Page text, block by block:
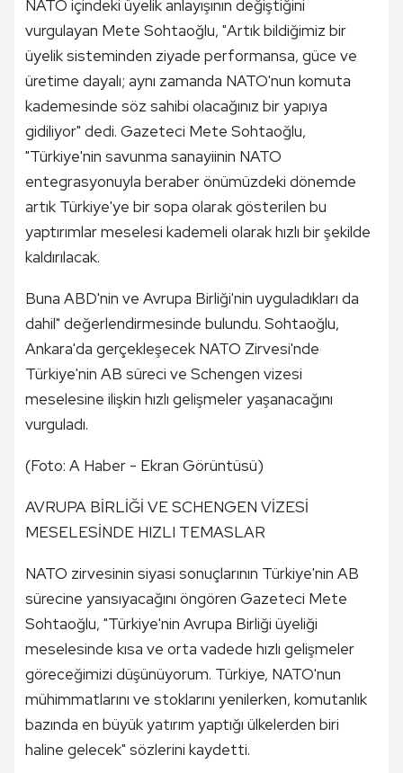
NATO içindeki üyelik anlayışının değiştiğini
vurgulayan Mete Sohtaoğlu, "Artık bildiğimiz bir
üyelik sisteminden ziyade performansa, güce ve
üretime dayalı; aynı zamanda NATO'nun komuta
kademesinde söz sahibi olacağınız bir yapıya
gidiliyor" dedi. Gazeteci Mete Sohtaoğlu,
"Türkiye'nin savunma sanayiinin NATO
entegrasyonuyla beraber önümüzdeki dönemde
artık Türkiye'ye bir sopa olarak gösterilen bu
yaptırımlar meselesi kademeli olarak hızlı bir şekilde
kaldırılacak.
Buna ABD'nin ve Avrupa Birliği'nin uyguladıkları da
dahil" değerlendirmesinde bulundu. Sohtaoğlu,
Ankara'da gerçekleşecek NATO Zirvesi'nde
Türkiye'nin AB süreci ve Schengen vizesi
meselesine ilişkin hızlı gelişmeler yaşanacağını
vurguladı.
(Foto: A Haber - Ekran Görüntüsü)
AVRUPA BİRLİĞİ VE SCHENGEN VİZESİ
MESELESİNDE HIZLI TEMASLAR
NATO zirvesinin siyasi sonuçlarının Türkiye'nin AB
sürecine yansıyacağını öngören Gazeteci Mete
Sohtaoğlu, "Türkiye'nin Avrupa Birliği üyeliği
meselesinde kısa ve orta vadede hızlı gelişmeler
göreceğimizi düşünüyorum. Türkiye, NATO'nun
mühimmatlarını ve stoklarını yenilerken, komutanlık
bazında en büyük yatırım yaptığı ülkelerden biri
haline gelecek" sözlerini kaydetti.